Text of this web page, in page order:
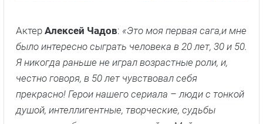
Актер Алексей Чадов: «Это моя первая сага,и мне
было интересно сыграть человека в 20 лет, 30 и 50.
Я никогда раньше не играл возрастные роли, и,
честно говоря, в 50 лет чувствовал себя
прекрасно! Герои нашего сериала – люди с тонкой
душой, интеллигентные, творческие, судьбы